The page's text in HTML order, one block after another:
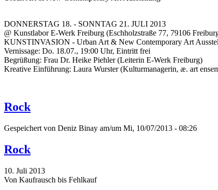
DONNERSTAG 18. - SONNTAG 21. JULI 2013
@ Kunstlabor E-Werk Freiburg (Eschholzstraße 77, 79106
KUNSTINVASION - Urban Art & New Contemporary Art
Vernissage: Do. 18.07., 19:00 Uhr, Eintritt frei
Begrüßung: Frau Dr. Heike Piehler (Leiterin E-Werk Freiburg)
Kreative Einführung: Laura Wurster (Kulturmanagerin, æ. art
Rock
Gespeichert von Deniz Binay am/um Mi, 10/07/2013 - 08:26
Rock
10. Juli 2013
Von Kaufrausch bis Fehlkauf